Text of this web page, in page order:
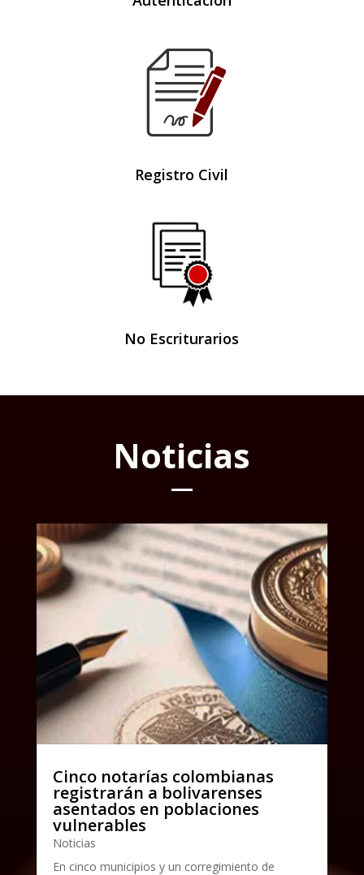
Registro Civil
No Escriturarios
Noticias
Cinco notarías colombianas
registrarán a bolivarenses
asentados en poblaciones
vulnerables
Noticias
En cinco municipios y un corregimiento de